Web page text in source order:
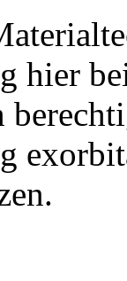
hier